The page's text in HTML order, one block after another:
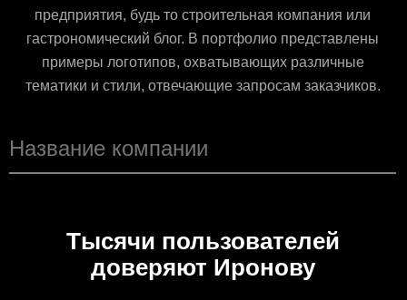
предприятия, будь то строительная компания или
гастрономический блог. В портфолио представлены
примеры логотипов, охватывающих различные
тематики и стили, отвечающие запросам заказчиков.
Тысячи пользователей
доверяют Иронову